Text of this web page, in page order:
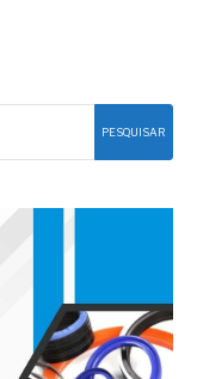
PESQUISAR